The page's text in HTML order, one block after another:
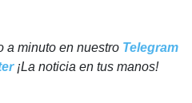
a minuto en nuestro Telegram
¡La noticia en tus manos!